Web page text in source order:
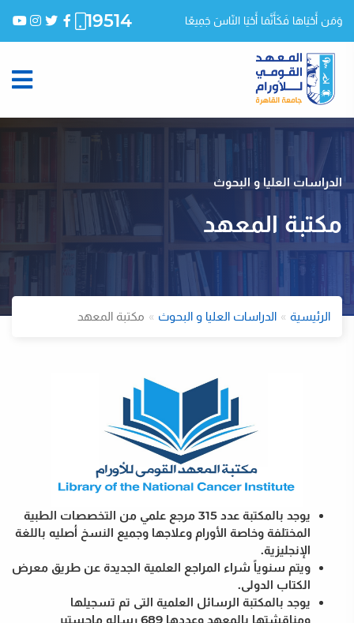
وَمَن أَحْيَاهَا فَكَأَنَّمَا أَحْيَا النّاسَ جَمِيعًا 19514
الدراسات العليا و البحوث
مكتبة المعهد
الرئيسية الدراسات العليا و البحوث مكتبة المعهد
يوجد بالمكتبة عدد 315 مرجع علمي من التخصصات الطبية
المختلفة وخاصة الأورام وعلاجها وجميع النسخ أصليه باللغة
الإنجليزية.
ويتم سنوياً شراء المراجع العلمية الجديدة عن طريق معرض
الكتاب الدولى.
يوجد بالمكتبة الرسائل العلمية التى تم تسجيلها
ومناقشتها بالمعهد وعددها 689 رساله ماجستير